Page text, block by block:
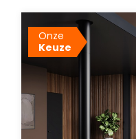
Onze
Keuze